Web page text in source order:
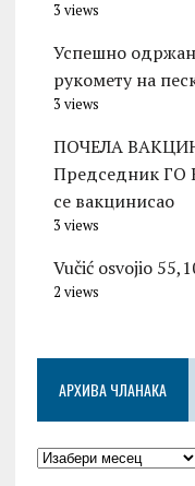
3 views
Успешно
рукомету на
3 views
ПОЧЕЛА
Председник ГО
се вакцинисао
3 views
Vučić osvojio
2 views
АРХИВА ЧЛАНАКА